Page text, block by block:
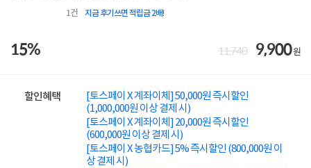
1건 지금 후기쓰면 적립금 2배!
15% 11,740 9,900원
할인혜택
[토스페이 X 계좌이체] 50,000원 즉시할인
(1,000,000원 이상 결제 시)
[토스페이 X 계좌이체] 20,000원 즉시할인
(600,000원 이상 결제 시)
[토스페이 X 농협카드] 5% 즉시할인 (800,000원 이
상 결제 시)